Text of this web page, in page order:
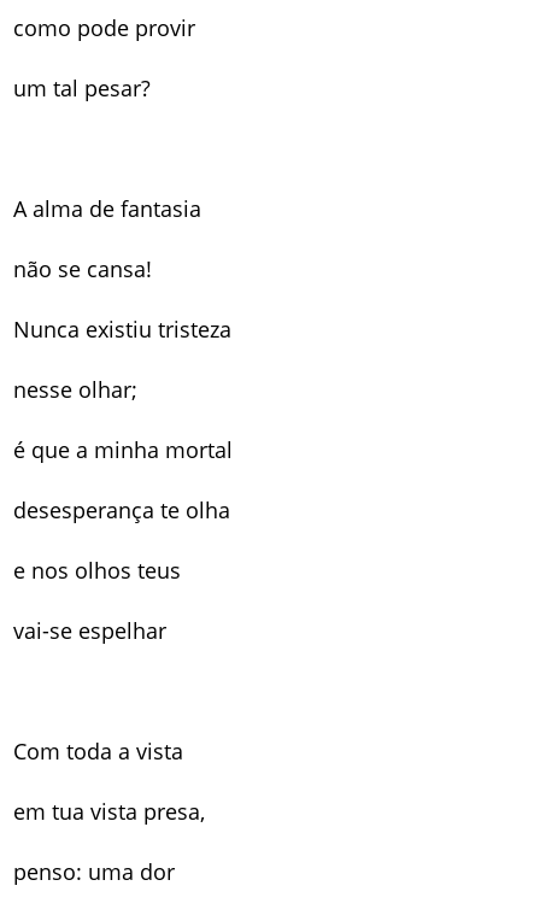
como pode provir
um tal pesar?
A alma de fantasia
não se cansa!
Nunca existiu tristeza
nesse olhar;
é que a minha mortal
desesperança te olha
e nos olhos teus
vai-se espelhar
Com toda a vista
em tua vista presa,
penso: uma dor